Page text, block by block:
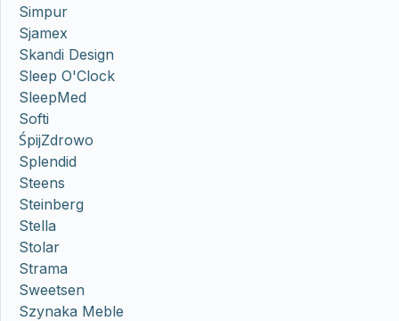
Simpur
Sjamex
Skandi Design
Sleep O'Clock
SleepMed
Softi
ŚpijZdrowo
Splendid
Steens
Steinberg
Stella
Stolar
Strama
Sweetsen
Szynaka Meble